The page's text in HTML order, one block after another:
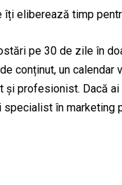
îți eliberează timp
pe 30 de zile în
conținut, un
și profesionist. Dacă
specialist în marketing